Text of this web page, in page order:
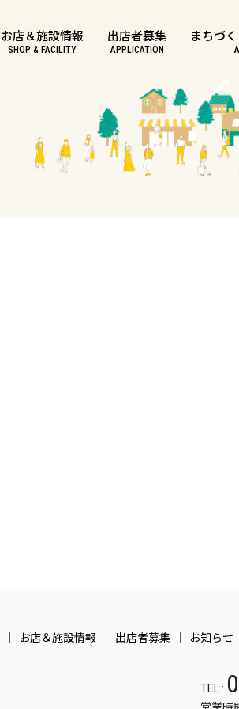
お店＆施設情報
SHOP & FACILITY
出店者募集
APPLICATION
まちづ
お店＆施設情報 出店者募集 お知らせ
TEL :